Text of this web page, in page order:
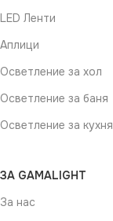
LED Ленти
Аплици
Осветление за хол
Осветление за баня
Осветление за кухня
ЗА GAMALIGHT
За нас